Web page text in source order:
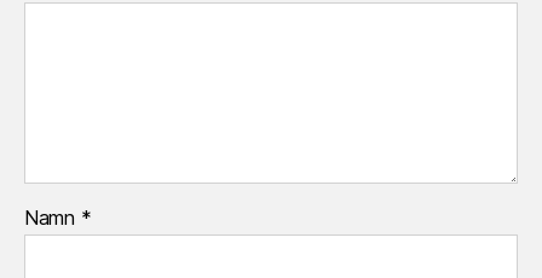
Namn *